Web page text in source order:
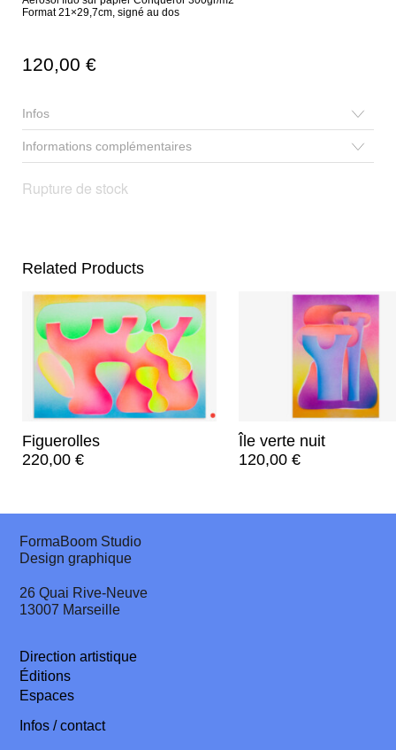
Format 21×29,7cm, signé au dos
120,00 €
Rupture de stock
Infos
Informations complémentaires
Related Products
Figuerolles
220,00 €
Île verte nuit
120,00 €
FormaBoom Studio
Design graphique
26 Quai Rive-Neuve
13007 Marseille
Direction artistique
Éditions
Espaces
Infos / contact